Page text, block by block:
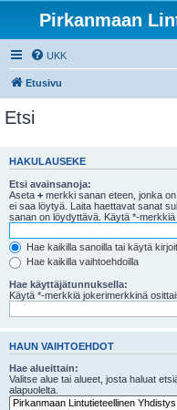
Pirkanmaan
UKK
Etusivu
Etsi
HAKULAUSEKE
Etsi avainsanoja:
Aseta + merkki sanan eteen, jonka
ei saa löytyä. Laita haettavat sanat
sanan on löydyttävä. Käytä *-
Hae kaikilla sanoilla tai käytä
Hae kaikilla vaihtoehdoilla
Hae käyttäjätunnuksella:
Käytä *-merkkiä jokerimerkkinä
HAUN VAIHTOEHDOT
Hae alueittain:
Valitse alue tai alueet, josta haluat
alapuolelta.